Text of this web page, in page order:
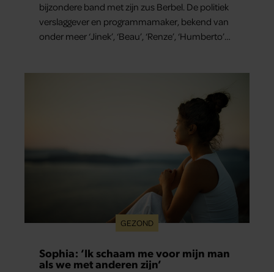
bijzondere band met zijn zus Berbel. De politiek
verslaggever en programmamaker, bekend van
onder meer ‘Jinek’, ‘Beau’, ‘Renze’, ‘Humberto’
GEZOND
Sophia: ‘Ik schaam me voor mijn man
als we met anderen zijn’